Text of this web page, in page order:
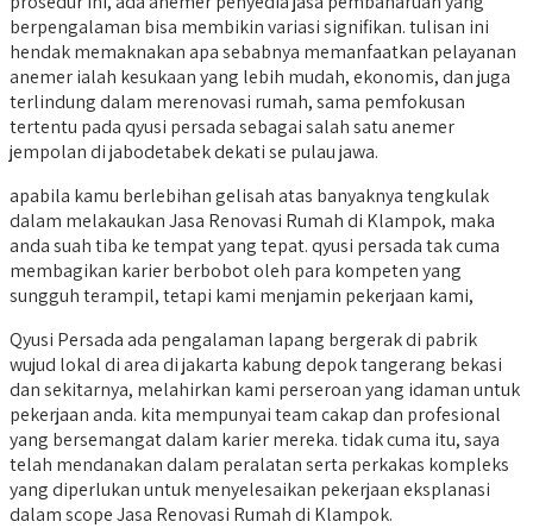
berpengalaman bisa membikin variasi signifikan. tulisan ini
hendak memaknakan apa sebabnya memanfaatkan pelayanan
anemer ialah kesukaan yang lebih mudah, ekonomis, dan juga
terlindung dalam merenovasi rumah, sama pemfokusan
tertentu pada qyusi persada sebagai salah satu anemer
jempolan di jabodetabek dekati se pulau jawa.
apabila kamu berlebihan gelisah atas banyaknya tengkulak
dalam melakaukan Jasa Renovasi Rumah di Klampok, maka
anda suah tiba ke tempat yang tepat. qyusi persada tak cuma
membagikan karier berbobot oleh para kompeten yang
sungguh terampil, tetapi kami menjamin pekerjaan kami,
Qyusi Persada ada pengalaman lapang bergerak di pabrik
wujud lokal di area di jakarta kabung depok tangerang bekasi
dan sekitarnya, melahirkan kami perseroan yang idaman untuk
pekerjaan anda. kita mempunyai team cakap dan profesional
yang bersemangat dalam karier mereka. tidak cuma itu, saya
telah mendanakan dalam peralatan serta perkakas kompleks
yang diperlukan untuk menyelesaikan pekerjaan eksplanasi
dalam scope Jasa Renovasi Rumah di Klampok.